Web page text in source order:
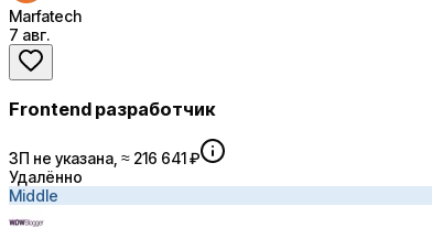
Marfatech
7 авг.
Frontend разработчик
ЗП не указана, ≈ 216 641 ₽
Удалённо
Middle